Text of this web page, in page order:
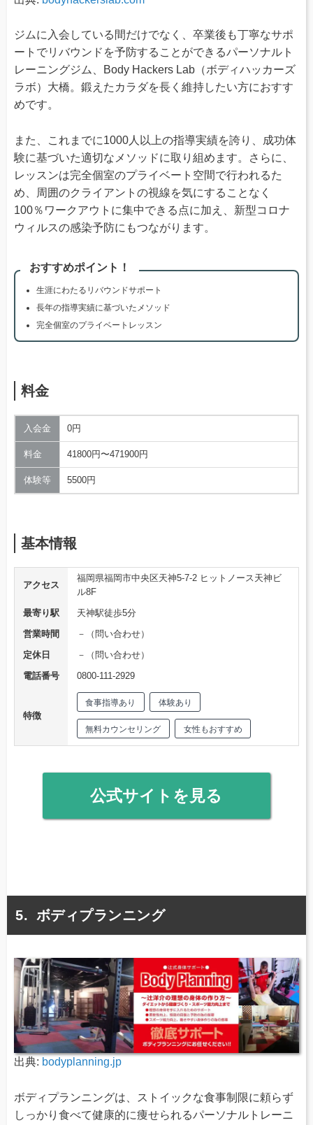
ジムに入会している間だけでなく、卒業後も丁寧なサポ
ートでリバウンドを予防することができるパーソナルト
レーニングジム、Body Hackers Lab（ボディハッカーズ
ラボ）大橋。鍛えたカラダを長く維持したい方におすす
めです。
また、これまでに1000人以上の指導実績を誇り、成功体
験に基づいた適切なメソッドに取り組めます。さらに、
レッスンは完全個室のプライベート空間で行われるた
め、周囲のクライアントの視線を気にすることなく
100％ワークアウトに集中できる点に加え、新型コロナ
ウィルスの感染予防にもつながります。
おすすめポイント！
生涯にわたるリバウンドサポート
長年の指導実績に基づいたメソッド
完全個室のプライベートレッスン
料金
入会金 0円
料金 41800円〜471900円
体験等 5500円
基本情報
アクセス
福岡県福岡市中央区天神5-7-2 ヒットノース天神ビ
ル8F
最寄り駅
天神駅徒歩5分
営業時間
－（問い合わせ）
定休日
－（問い合わせ）
電話番号
0800-111-2929
特徴
食事指導あり 体験あり
無料カウンセリング 女性もおすすめ
公式サイトを見る
ボディプランニング
出典: bodyplanning.jp
ボディプランニングは、ストイックな食事制限に頼らず
しっかり食べて健康的に痩せられるパーソナルトレーニ